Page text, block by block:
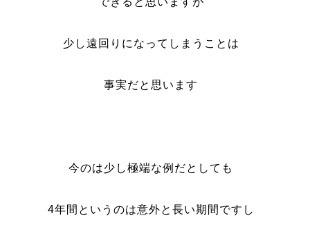
少し遠回りになってしまうことは
事実だと思います
今のは少し極端な例だとしても
4年間というのは意外と長い期間ですし